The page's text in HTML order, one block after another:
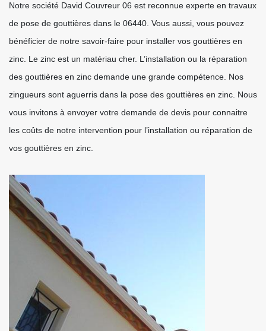
Notre société David Couvreur 06 est reconnue experte en travaux
de pose de gouttières dans le 06440. Vous aussi, vous pouvez
bénéficier de notre savoir-faire pour installer vos gouttières en
zinc. Le zinc est un matériau cher. L’installation ou la réparation
des gouttières en zinc demande une grande compétence. Nos
zingueurs sont aguerris dans la pose des gouttières en zinc. Nous
vous invitons à envoyer votre demande de devis pour connaitre
les coûts de notre intervention pour l’installation ou réparation de
vos gouttières en zinc.